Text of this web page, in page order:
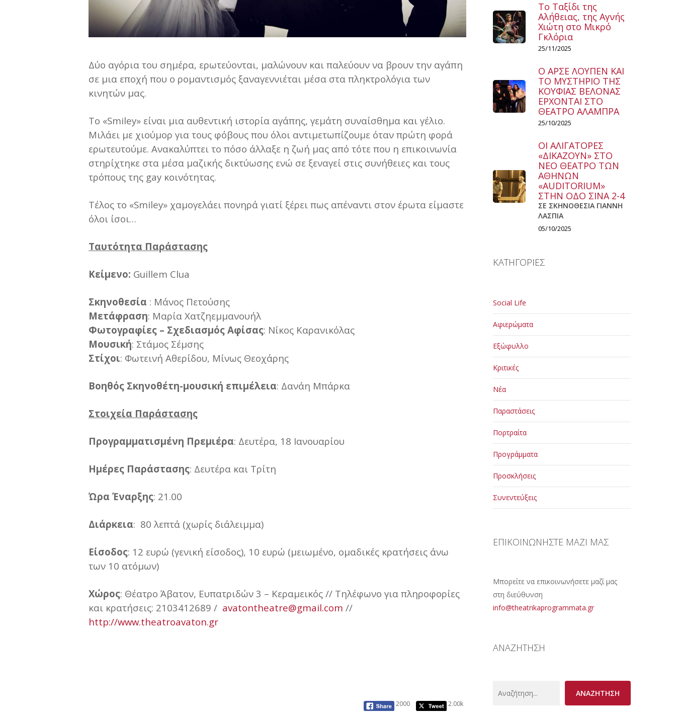
Δύο αγόρια του σημέρα, ερωτεύονται, μαλώνουν και παλεύουν να βρουν την αγάπη
σε μια εποχή που ο ρομαντισμός ξαναγεννιέται μέσα στα πληκτρολόγια των
κινητών μας.
Το «Smiley» είναι μια αυθεντική ιστορία αγάπης, γεμάτη συναίσθημα και γέλιο.
Μιλάει με χιούμορ για τους φόβους που όλοι αντιμετωπίζουμε όταν πρώτη φορά
ερωτευτούμε. Ανακαλύπτει το πόσο άλλαξε η ζωή μας από τότε που η επικοινωνία
στηρίχτηκε στα μέσα μαζικής δικτύωσης ενώ σε ξεναγεί στις συνήθειες και τους
τρόπους της gay κοινότητας.
Τέλος το «Smiley» χαμογελάει πονηρά γιατί ξέρει πως απέναντι στον έρωτα είμαστε
όλοι ίσοι…
Ταυτότητα Παράστασης
Κείμενο: Guillem Clua
Σκηνοθεσία : Μάνος Πετούσης
Μετάφραση: Μαρία Χατζηεμμανουήλ
Φωτογραφίες – Σχεδιασμός Αφίσας: Νίκος Καρανικόλας
Μουσική: Στάμος Σέμσης
Στίχοι: Φωτεινή Αθερίδου, Μίνως Θεοχάρης
Βοηθός Σκηνοθέτη-μουσική επιμέλεια: Δανάη Μπάρκα
Στοιχεία Παράστασης
Προγραμματισμένη Πρεμιέρα: Δευτέρα, 18 Ιανουαρίου
Ημέρες Παράστασης: Δευτέρα και Τρίτη
Ώρα Έναρξης: 21.00
Διάρκεια: 80 λεπτά (χωρίς διάλειμμα)
Είσοδος: 12 ευρώ (γενική είσοδος), 10 ευρώ (μειωμένο, ομαδικές κρατήσεις άνω
των 10 ατόμων)
Χώρος: Θέατρο Άβατον, Ευπατριδών 3 – Κεραμεικός // Τηλέφωνο για πληροφορίες
και κρατήσεις: 2103412689 / avatontheatre@gmail.com //
http://www.theatroavaton.gr
2000 2.00k
Το Ταξίδι της
Αλήθειας, της Αγνής
Χιώτη στο Μικρό
Γκλόρια
25/11/2025
Ο ΑΡΣΕ ΛΟΥΠΕΝ ΚΑΙ
ΤΟ ΜΥΣΤΗΡΙΟ ΤΗΣ
ΚΟΥΦΙΑΣ ΒΕΛΟΝΑΣ
ΕΡΧΟΝΤΑΙ ΣΤΟ
ΘΕΑΤΡΟ ΑΛΑΜΠΡΑ
25/10/2025
ΟΙ ΑΛΙΓΑΤΟΡΕΣ
«ΔΙΚΑΖΟΥΝ» ΣΤΟ
ΝΕΟ ΘΕΑΤΡΟ ΤΩΝ
ΑΘΗΝΩΝ
«AUDITORIUM»
ΣΤΗΝ ΟΔΟ ΣΙΝΑ 2-4
ΣΕ ΣΚΗΝΟΘΕΣΙΑ ΓΙΑΝΝΗ
ΛΑΣΠΙΑ
05/10/2025
ΚΑΤΗΓΟΡΙΕΣ
Social Life
Αφιερώματα
Εξώφυλλο
Κριτικές
Νέα
Παραστάσεις
Πορτραίτα
Προγράμματα
Προσκλήσεις
Συνεντεύξεις
ΕΠΙΚΟΙΝΩΝΗΣΤΕ ΜΑΖΙ ΜΑΣ
Μπορείτε να επικοινωνήσετε μαζί μας
στη διεύθυνση
info@theatrikaprogrammata.gr
ΑΝΑΖΗΤΗΣΗ
ΑΝΑΖΗΤΗΣΗ